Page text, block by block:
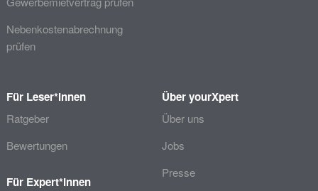
Nebenkostenabrechnung
prüfen
Für Leser*innen
Ratgeber
Bewertungen
Für Expert*innen
Über yourXpert
Über uns
Jobs
Presse